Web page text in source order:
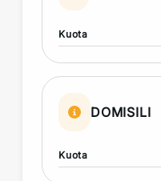
Kuota
DOMISILI
Kuota